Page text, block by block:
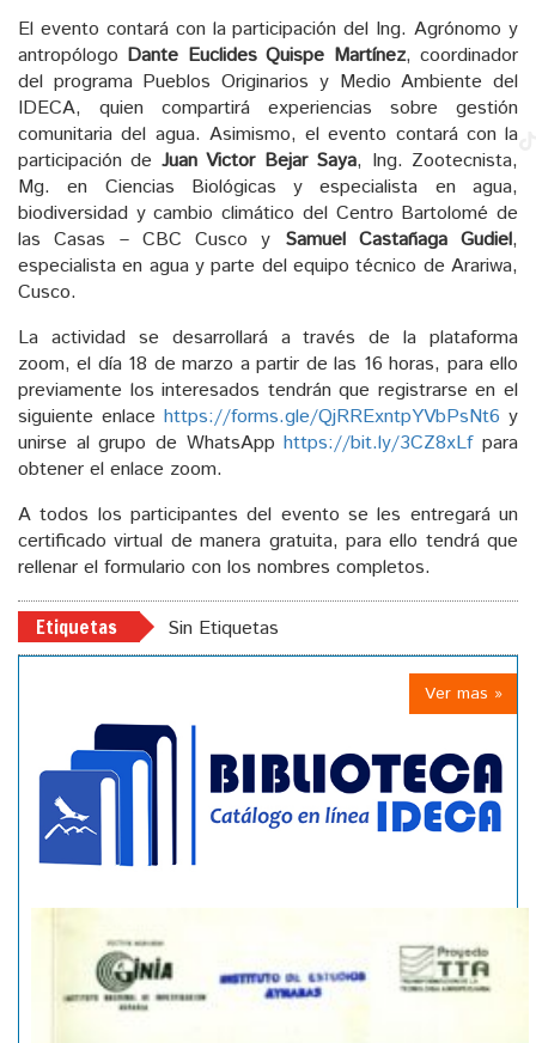
El evento contará con la participación del Ing. Agrónomo y
antropólogo Dante Euclides Quispe Martínez, coordinador
del programa Pueblos Originarios y Medio Ambiente del
IDECA, quien compartirá experiencias sobre gestión
comunitaria del agua. Asimismo, el evento contará con la
participación de Juan Victor Bejar Saya, Ing. Zootecnista,
Mg. en Ciencias Biológicas y especialista en agua,
biodiversidad y cambio climático del Centro Bartolomé de
las Casas – CBC Cusco y Samuel Castañaga Gudiel,
especialista en agua y parte del equipo técnico de Arariwa,
Cusco.
La actividad se desarrollará a través de la plataforma
zoom, el día 18 de marzo a partir de las 16 horas, para ello
previamente los interesados tendrán que registrarse en el
siguiente enlace https://forms.gle/QjRRExntpYVbPsNt6 y
unirse al grupo de WhatsApphttps://bit.ly/3CZ8xLfpara
obtener el enlace zoom.
A todos los participantes del evento se les entregará un
certificado virtual de manera gratuita, para ello tendrá que
rellenar el formulario con los nombres completos.
Etiquetas Sin Etiquetas
Ver mas »